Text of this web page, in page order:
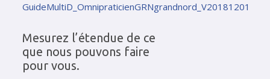
GuideMultiD_OmnipraticienGRNgrandnord_V20181201
Mesurez l’étendue de ce
que nous pouvons faire
pour vous.